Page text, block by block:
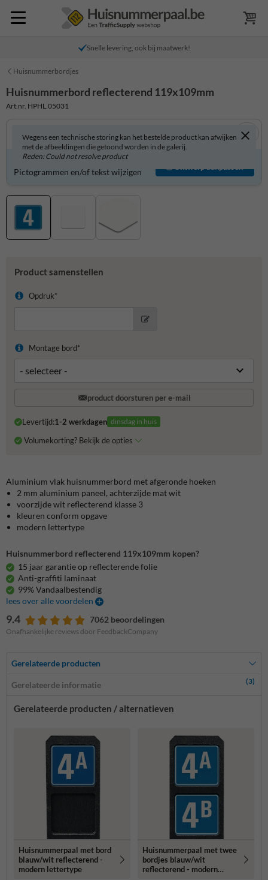
Snelle levering, ook bij maatwerk!
Huisnummerbordjes
Huisnummerbord reflecterend 119x109mm
Art.nr. HPHL.05031
Wegens een technische storing kan het bestelde product kan afwijken
met de afbeeldingen die getoond worden in de galerij.
Reden: Could not resolve product
Huisnummerbord zelf aanpassen?
Pictogrammen en/of tekst wijzigen
Ontwerp aanpassen
Product samenstellen
Opdruk*
Montage bord*
product doorsturen per e-mail
Levertijd:1-2 werkdagen dinsdag in huis
Volumekorting? Bekijk de opties
Aluminium vlak huisnummerbord met afgeronde hoeken
2 mm aluminium paneel, achterzijde mat wit
voorzijde wit reflecterend klasse 3
kleuren conform opgave
modern lettertype
Huisnummerbord reflecterend 119x109mm kopen?
15 jaar garantie op reflecterende folie
Anti-graffiti laminaat
99% Vandaalbestendig
lees over alle voordelen
9.4 7062 beoordelingen
Onafhankelijke reviews door FeedbackCompany
Gerelateerde producten
Gerelateerde informatie (3)
Gerelateerde producten / alternatieven
Huisnummerpaal met bord
blauw/wit reflecterend -
modern lettertype
Huisnummerpaal met twee
bordjes blauw/wit
reflecterend - modern